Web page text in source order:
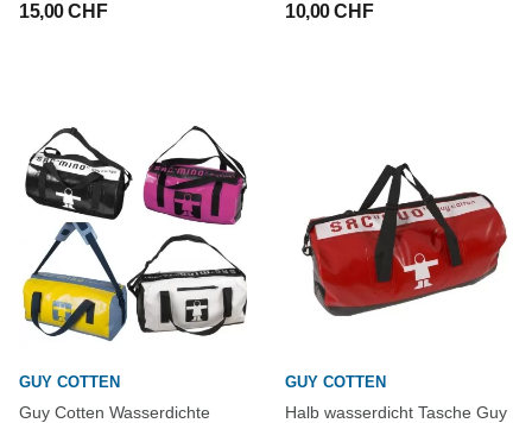
15,00 CHF 10,00 CHF
GUY COTTEN
Guy Cotten Wasserdichte
GUY COTTEN
Halb wasserdicht Tasche Guy